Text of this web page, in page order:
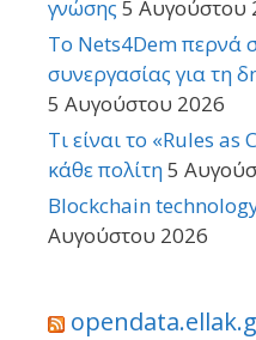
γνώσης 5 Αυγούστου
Το Nets4Dem περνά
συνεργασίας για τη
5 Αυγούστου 2026
Τι είναι το «Rules as
κάθε πολίτη5
Blockchain
Αυγούστου 2026